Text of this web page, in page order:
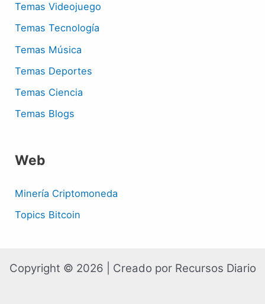
Temas Videojuego
Temas Tecnología
Temas Música
Temas Deportes
Temas Ciencia
Temas Blogs
Web
Minería Criptomoneda
Topics Bitcoin
Copyright © 2026 | Creado por Recursos Diario